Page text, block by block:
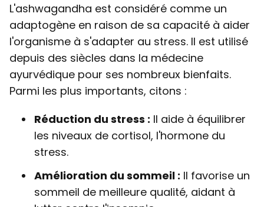
L'ashwagandha est considéré comme un
adaptogène en raison de sa capacité à aider
l'organisme à s'adapter au stress. Il est utilisé
depuis des siècles dans la médecine
ayurvédique pour ses nombreux bienfaits.
Parmi les plus importants, citons :
Réduction du stress : Il aide à équilibrer
les niveaux de cortisol, l'hormone du
stress.
Amélioration du sommeil : Il favorise un
sommeil de meilleure qualité, aidant à